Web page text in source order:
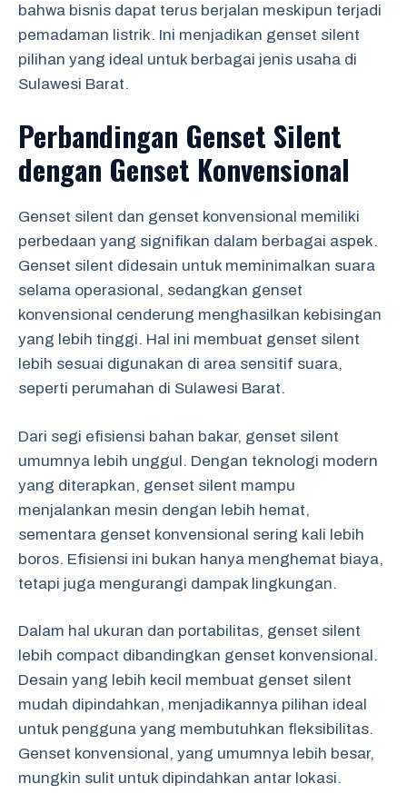
bahwa bisnis dapat terus berjalan meskipun terjadi
pemadaman listrik. Ini menjadikan genset silent
pilihan yang ideal untuk berbagai jenis usaha di
Sulawesi Barat.
Perbandingan Genset Silent
dengan Genset Konvensional
Genset silent dan genset konvensional memiliki
perbedaan yang signifikan dalam berbagai aspek.
Genset silent didesain untuk meminimalkan suara
selama operasional, sedangkan genset
konvensional cenderung menghasilkan kebisingan
yang lebih tinggi. Hal ini membuat genset silent
lebih sesuai digunakan di area sensitif suara,
seperti perumahan di Sulawesi Barat.
Dari segi efisiensi bahan bakar, genset silent
umumnya lebih unggul. Dengan teknologi modern
yang diterapkan, genset silent mampu
menjalankan mesin dengan lebih hemat,
sementara genset konvensional sering kali lebih
boros. Efisiensi ini bukan hanya menghemat biaya,
tetapi juga mengurangi dampak lingkungan.
Dalam hal ukuran dan portabilitas, genset silent
lebih compact dibandingkan genset konvensional.
Desain yang lebih kecil membuat genset silent
mudah dipindahkan, menjadikannya pilihan ideal
untuk pengguna yang membutuhkan fleksibilitas.
Genset konvensional, yang umumnya lebih besar,
mungkin sulit untuk dipindahkan antar lokasi.